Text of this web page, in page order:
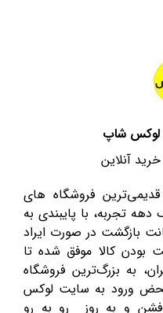
لوکس شاپ
آنلاین
فروشگاه های
تجربه، با پایبندی به
بازگشت در صورت ایراد
بودن کالا موفق شده تا
به بزرگ‌ترین فروشگاه
محض ورود به سایت لوکس
و به روز رو به رو